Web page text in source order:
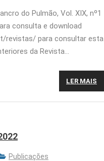
do Pulmão, Vol. XIX, nº1
consulta e download
revistas/ para consultar esta
da Revista…
LER MAIS
Publicações